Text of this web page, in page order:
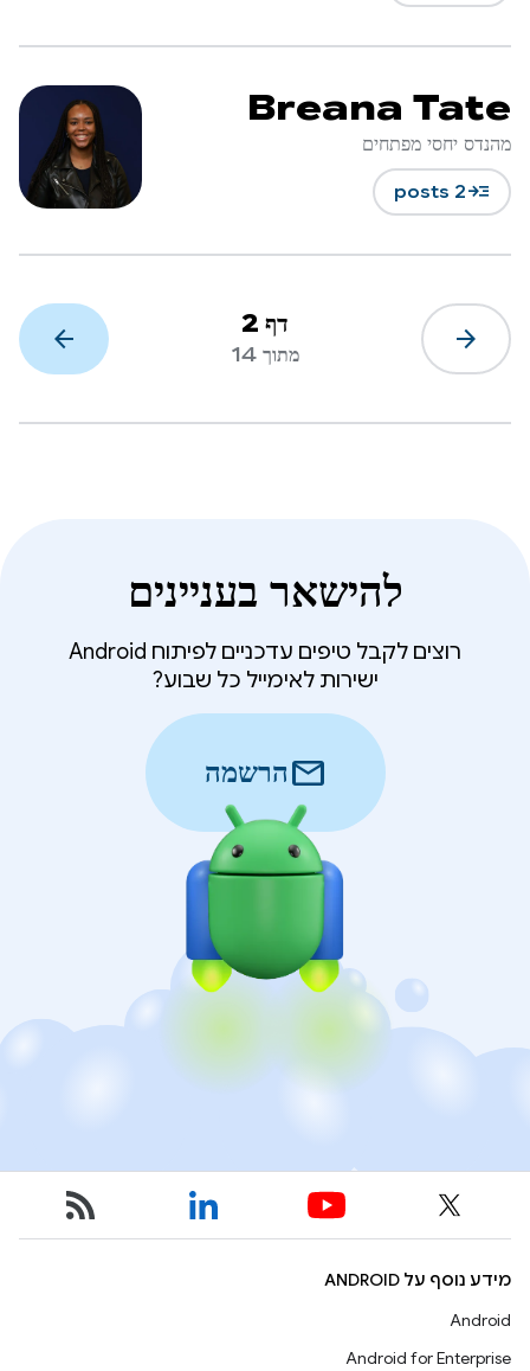
Breana Tate
מהנדס יחסי מפתחים
read_more
2 posts
arrow_back דף 2
מתוך 14 arrow_forward
להישאר בעניינים
רוצים לקבל טיפים עדכניים לפיתוח Android
ישירות לאימייל כל שבוע?
mailהרשמה
מידע נוסף על ANDROID
Android
Android for Enterprise